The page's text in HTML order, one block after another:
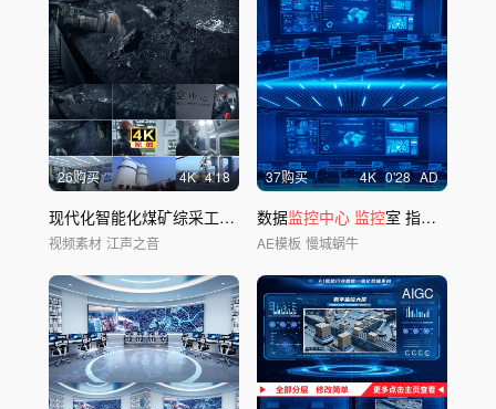
26购买 4K 4'18
现代化智能化煤矿综采工作面
视频素材 江声之音
37购买 4K 0'28 AD
数据监控中心 监控室 指挥
AE模板 慢城蜗牛
AIGC